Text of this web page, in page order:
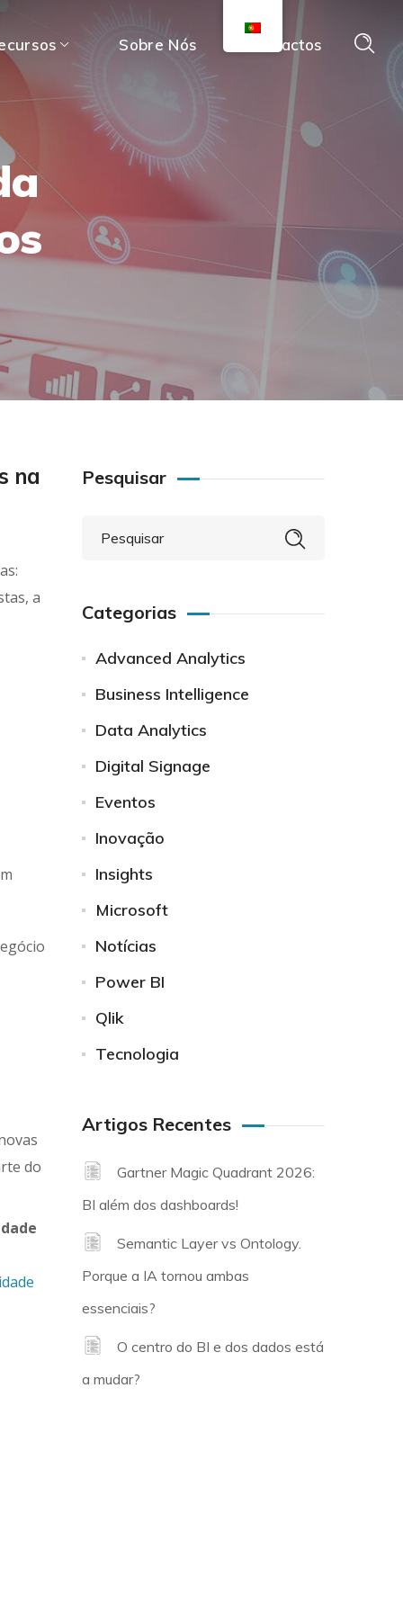
Sobre Nós Contactos
na
a
do
Pesquisar
Categorias
Advanced Analytics
Business Intelligence
Data Analytics
Digital Signage
Eventos
Inovação
Insights
Microsoft
Notícias
Power BI
Qlik
Tecnologia
Artigos Recentes
Gartner Magic Quadrant 2026:
BI além dos dashboards!
Semantic Layer vs Ontology.
Porque a IA tornou ambas
essenciais?
O centro do BI e dos dados está
a mudar?